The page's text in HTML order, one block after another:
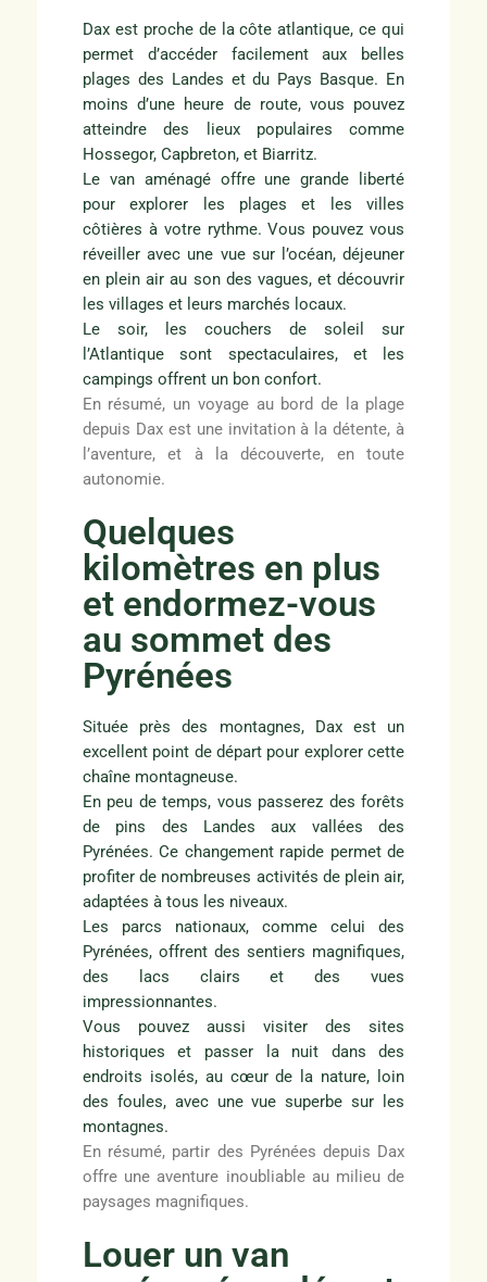
Dax est proche de la côte atlantique, ce qui
permet d’accéder facilement aux belles
plages des Landes et du Pays Basque. En
moins d’une heure de route, vous pouvez
atteindre des lieux populaires comme
Hossegor, Capbreton, et Biarritz.
Le van aménagé offre une grande liberté
pour explorer les plages et les villes
côtières à votre rythme. Vous pouvez vous
réveiller avec une vue sur l’océan, déjeuner
en plein air au son des vagues, et découvrir
les villages et leurs marchés locaux.
Le soir, les couchers de soleil sur
l’Atlantique sont spectaculaires, et les
campings offrent un bon confort.
En résumé, un voyage au bord de la plage
depuis Dax est une invitation à la détente, à
l’aventure, et à la découverte, en toute
autonomie.
Quelques
kilomètres en plus
et endormez-vous
au sommet des
Pyrénées
Située près des montagnes, Dax est un
excellent point de départ pour explorer cette
chaîne montagneuse.
En peu de temps, vous passerez des forêts
de pins des Landes aux vallées des
Pyrénées. Ce changement rapide permet de
profiter de nombreuses activités de plein air,
adaptées à tous les niveaux.
Les parcs nationaux, comme celui des
Pyrénées, offrent des sentiers magnifiques,
des lacs clairs et des vues
impressionnantes.
Vous pouvez aussi visiter des sites
historiques et passer la nuit dans des
endroits isolés, au cœur de la nature, loin
des foules, avec une vue superbe sur les
montagnes.
En résumé, partir des Pyrénées depuis Dax
offre une aventure inoubliable au milieu de
paysages magnifiques.
Louer un van